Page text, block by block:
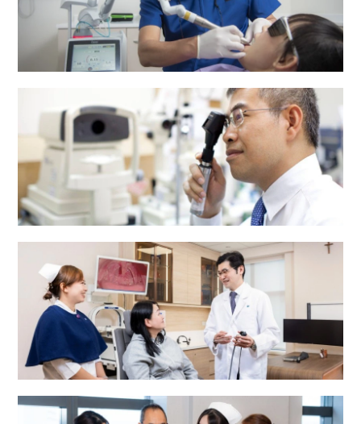
无痛
分娩
收费
(即脊
膜外
麻醉)
$7,000 $8,000 $9,000
多胎
分娩
每位胎儿加收套餐费用之30%
* 时段一 - 星期一至六: 08:01-22:00
** 时段二 - 星期一至六: 22:01-00:00, 星期
日及公众假期︰08:01-16:00
*** 时段三 - 星期一至六: 00:01-08:00, 星期
日及公众假期︰16:01-08:00
眼科中心
耳鼻喉科中心